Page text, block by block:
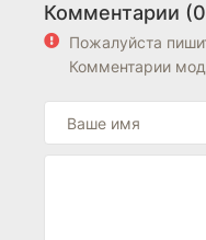
Комментарии
Пожалуйста
Комментарии